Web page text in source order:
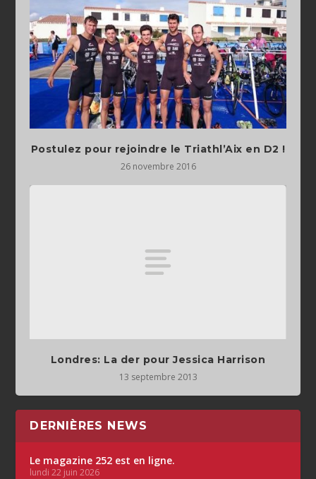
Postulez pour rejoindre le Triathl’Aix en D2 !
26 novembre 2016
Londres: La der pour Jessica Harrison
13 septembre 2013
DERNIÈRES NEWS
Le magazine 252 est en ligne.
lundi 22 juin 2026